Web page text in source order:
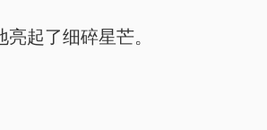
起了细碎星芒。